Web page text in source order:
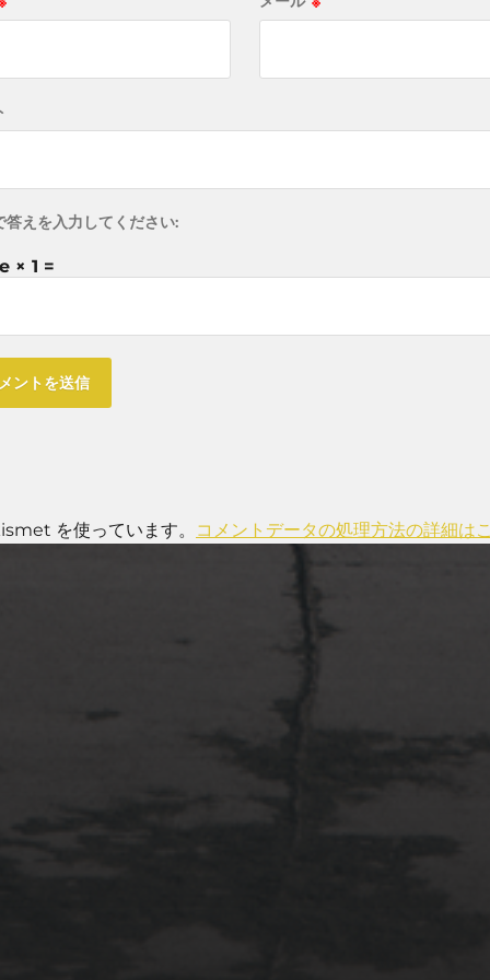
答えを入力してください:
× 1 =
を使っています。 コメントデータの処理方法の詳細は